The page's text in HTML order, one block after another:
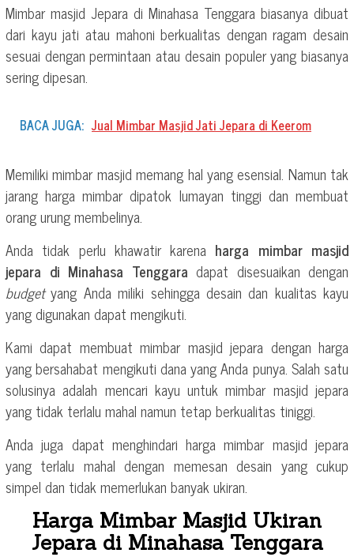
Mimbar masjid Jepara di Minahasa Tenggara biasanya dibuat
dari kayu jati atau mahoni berkualitas dengan ragam desain
sesuai dengan permintaan atau desain populer yang biasanya
sering dipesan.
BACA JUGA: Jual Mimbar Masjid Jati Jepara di Keerom
Memiliki mimbar masjid memang hal yang esensial. Namun tak
jarang harga mimbar dipatok lumayan tinggi dan membuat
orang urung membelinya.
Anda tidak perlu khawatir karena harga mimbar masjid
jepara di Minahasa Tenggara dapat disesuaikan dengan
budgetyang Anda miliki sehingga desain dan kualitas kayu
yang digunakan dapat mengikuti.
Kami dapat membuat mimbar masjid jepara dengan harga
yang bersahabat mengikuti dana yang Anda punya. Salah satu
solusinya adalah mencari kayu untuk mimbar masjid jepara
yang tidak terlalu mahal namun tetap berkualitas tiniggi.
Anda juga dapat menghindari harga mimbar masjid jepara
yang terlalu mahal dengan memesan desain yang cukup
simpel dan tidak memerlukan banyak ukiran.
Harga Mimbar Masjid Ukiran
Jepara di Minahasa Tenggara